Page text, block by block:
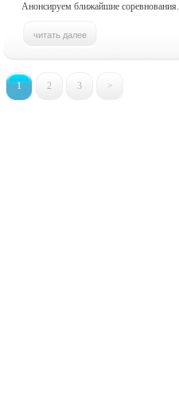
Анонсируем ближайшие соревнования.
1 2 3 >